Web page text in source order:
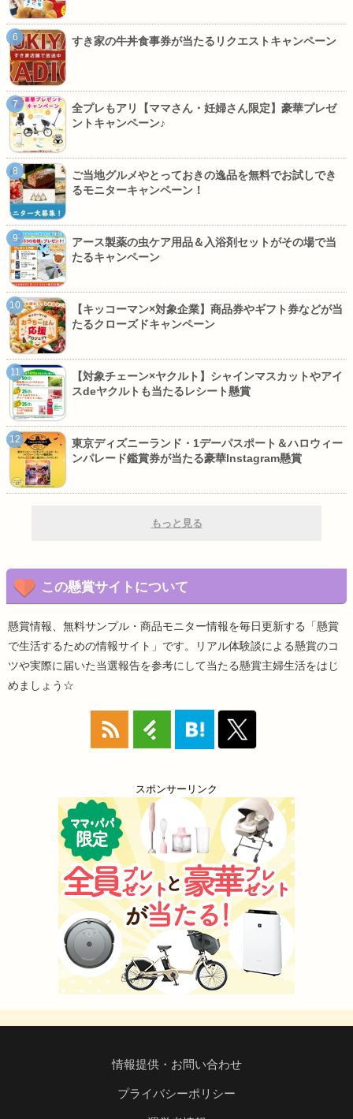
すき家の牛丼食事券が当たるリクエストキャンペーン
全プレもアリ【ママさん・妊婦さん限定】豪華プレゼ
ントキャンペーン♪
ご当地グルメやとっておきの逸品を無料でお試しでき
るモニターキャンペーン！
アース製薬の虫ケア用品＆入浴剤セットがその場で当
たるキャンペーン
【キッコーマン×対象企業】商品券やギフト券などが当
たるクローズドキャンペーン
【対象チェーン×ヤクルト】シャインマスカットやアイ
スdeヤクルトも当たるレシート懸賞
東京ディズニーランド・1デーパスポート＆ハロウィー
ンパレード鑑賞券が当たる豪華Instagram懸賞
もっと見る
この懸賞サイトについて
懸賞情報、無料サンプル・商品モニター情報を毎日更新する「懸賞
で生活するための情報サイト」です。リアル体験談による懸賞のコ
ツや実際に届いた当選報告を参考にして当たる懸賞主婦生活をはじ
めましょう☆
スポンサーリンク
情報提供・お問い合わせ
プライバシーポリシー